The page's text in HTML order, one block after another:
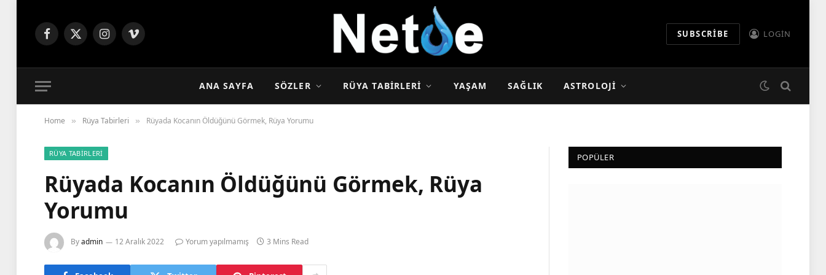
Facebook
X
Instagram
Vimeo SUBSCRIBE LOGIN
ANA SAYFA SÖZLER RÜYA TABIRLERI YAŞAM SAĞLIK ASTROLOJI
Home » Rüya Tabirleri » Rüyada Kocanın Öldüğünü Görmek, Rüya Yorumu
RÜYA TABIRLERI
Rüyada Kocanın Öldüğünü Görmek, Rüya
Yorumu
Byadmin 12 Aralık 2022 Yorum yapılmamış 3 Mins Read
POPÜLER